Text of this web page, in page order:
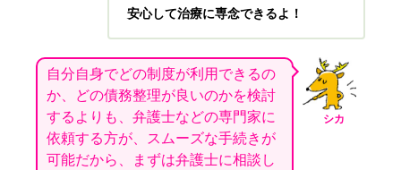
安心して治療に専念できるよ！
シカ
自分自身でどの制度が利用できるの
か、どの債務整理が良いのかを検討
するよりも、弁護士などの専門家に
依頼する方が、スムーズな手続きが
可能だから、まずは弁護士に相談し